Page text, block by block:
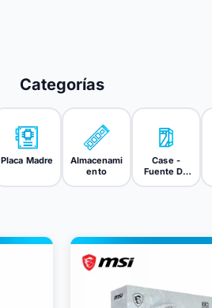
Categorías
Placa Madre
Almacenami
ento
Case -
Fuente De